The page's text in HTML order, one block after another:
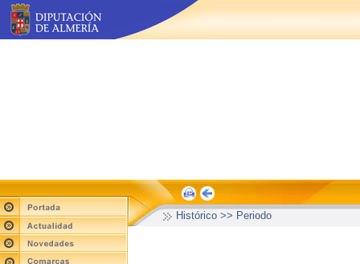
Histórico >> Periodo